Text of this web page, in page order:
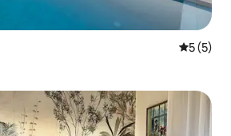
Średnia
5 (5)
kategorii Wybór gości